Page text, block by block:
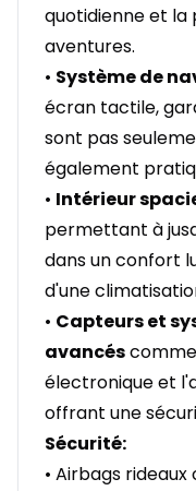
quotidienne et la
aventures.
• Système de
écran tactile,
sont pas
également
• Intérieur
permettant à
dans un confort
d'une
• Capteurs et
avancés
électronique et
offrant une
Sécurité:
• Airbags